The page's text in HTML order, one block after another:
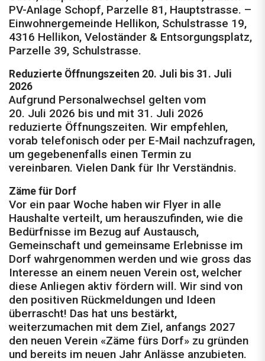
PV-Anlage Schopf, Parzelle 81, Hauptstrasse. –
Einwohnergemeinde Hellikon, Schulstrasse 19,
4316 Hellikon, Veloständer & Entsorgungsplatz,
Parzelle 39, Schulstrasse.
Reduzierte Öffnungszeiten 20. Juli bis 31. Juli
2026
Aufgrund Personalwechsel gelten vom
20. Juli 2026 bis und mit 31. Juli 2026
reduzierte Öffnungszeiten. Wir empfehlen,
vorab telefonisch oder per E-Mail nachzufragen,
um gegebenenfalls einen Termin zu
vereinbaren. Vielen Dank für Ihr Verständnis.
Zäme für Dorf
Vor ein paar Woche haben wir Flyer in alle
Haushalte verteilt, um herauszufinden, wie die
Bedürfnisse im Bezug auf Austausch,
Gemeinschaft und gemeinsame Erlebnisse im
Dorf wahrgenommen werden und wie gross das
Interesse an einem neuen Verein ost, welcher
diese Anliegen aktiv fördern will. Wir sind von
den positiven Rückmeldungen und Ideen
überrascht! Das hat uns bestärkt,
weiterzumachen mit dem Ziel, anfangs 2027
den neuen Verein «Zäme fürs Dorf» zu gründen
und bereits im neuen Jahr Anlässe anzubieten.